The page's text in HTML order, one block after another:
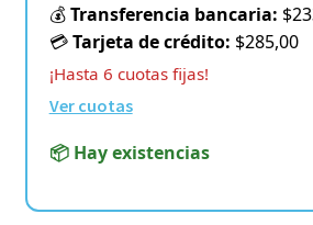
💰Transferencia bancaria:
💳Tarjeta de crédito: $285,00
¡Hasta 6 cuotas fijas!
Ver cuotas
📦 Hay existencias